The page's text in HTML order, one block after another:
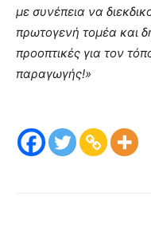
με συνέπεια να
πρωτογενή τομέα και
προοπτικές για τον
παραγωγής!»